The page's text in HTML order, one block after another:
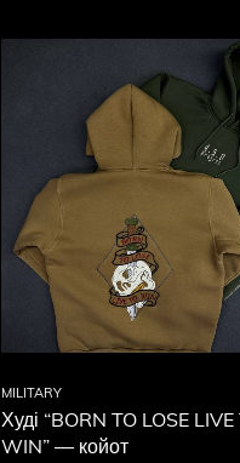
MILITARY
Худі “BORN TO LOSE LIVE
WIN” — койот